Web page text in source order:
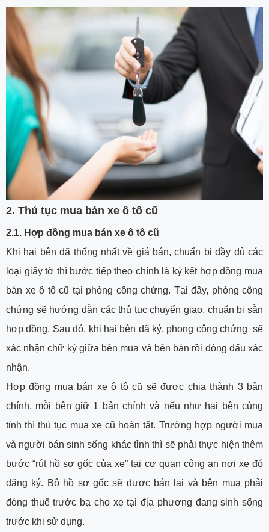
2. Thủ tục mua bán xe ô tô cũ
2.1. Hợp đồng mua bán xe ô tô cũ
Khi hai bên đã thống nhất về giá bán, chuẩn bị đầy đủ các
loại giấy tờ thì bước tiếp theo chính là ký kết hợp đồng mua
bán xe ô tô cũ tại phòng công chứng. Tại đây, phòng công
chứng sẽ hướng dẫn các thủ tục chuyển giao, chuẩn bị sẵn
hợp đồng. Sau đó, khi hai bên đã ký, phong công chứng sẽ
xác nhận chữ ký giữa bên mua và bên bán rồi đóng dấu xác
nhận.
Hợp đồng mua bán xe ô tô cũ sẽ được chia thành 3 bản
chính, mỗi bên giữ 1 bản chính và nếu như hai bên cùng
tỉnh thì thủ tục mua xe cũ hoàn tất. Trường hợp người mua
và người bán sinh sống khác tỉnh thì sẽ phải thực hiện thêm
bước “rút hồ sơ gốc của xe” tại cơ quan công an nơi xe đó
đăng ký. Bộ hồ sơ gốc sẽ được bán lại và bên mua phải
đóng thuế trước bạ cho xe tại địa phương đang sinh sống
trước khi sử dụng.